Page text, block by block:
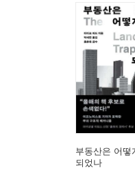
부동산은 어떻
되었나